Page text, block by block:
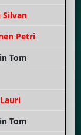
Silvan
Petri
Tom
Tom